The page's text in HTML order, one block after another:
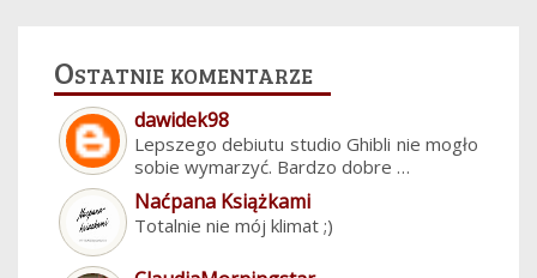
Ostatnie komentarze
dawidek98
Lepszego debiutu studio Ghibli nie mogło
sobie wymarzyć. Bardzo dobre …
Naćpana Książkami
Totalnie nie mój klimat ;)